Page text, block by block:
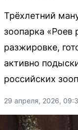
Трёхлетний
зоопарка «Роев
разжировке,
активно
российских
29 апреля, 2026,